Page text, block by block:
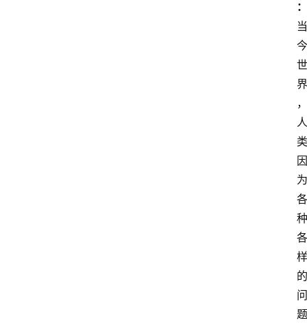
：
当
今
世
界
，
人
类
因
为
各
种
各
样
的
问
题